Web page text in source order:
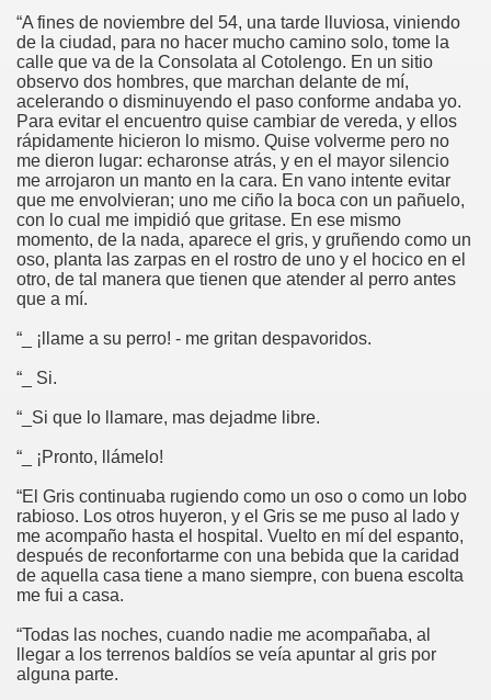
“A fines de noviembre del 54, una tarde lluviosa, viniendo
de la ciudad, para no hacer mucho camino solo, tome la
calle que va de la Consolata al Cotolengo. En un sitio
observo dos hombres, que marchan delante de mí,
acelerando o disminuyendo el paso conforme andaba yo.
Para evitar el encuentro quise cambiar de vereda, y ellos
rápidamente hicieron lo mismo. Quise volverme pero no
me dieron lugar: echaronse atrás, y en el mayor silencio
me arrojaron un manto en la cara. En vano intente evitar
que me envolvieran; uno me ciño la boca con un pañuelo,
con lo cual me impidió que gritase. En ese mismo
momento, de la nada, aparece el gris, y gruñendo como un
oso, planta las zarpas en el rostro de uno y el hocico en el
otro, de tal manera que tienen que atender al perro antes
que a mí.
“_ ¡llame a su perro! - me gritan despavoridos.
“_ Si.
“_Si que lo llamare, mas dejadme libre.
“_ ¡Pronto, llámelo!
“El Gris continuaba rugiendo como un oso o como un lobo
rabioso. Los otros huyeron, y el Gris se me puso al lado y
me acompaño hasta el hospital. Vuelto en mí del espanto,
después de reconfortarme con una bebida que la caridad
de aquella casa tiene a mano siempre, con buena escolta
me fui a casa.
“Todas las noches, cuando nadie me acompañaba, al
llegar a los terrenos baldíos se veía apuntar al gris por
alguna parte.